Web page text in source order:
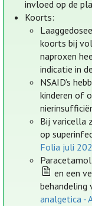
invloed op de
Koorts:
koorts bij
naproxen
indicatie in
NSAID’s
kinderen of
Bij varicella
op
Folia juli
en een
behandeling
analgetica -